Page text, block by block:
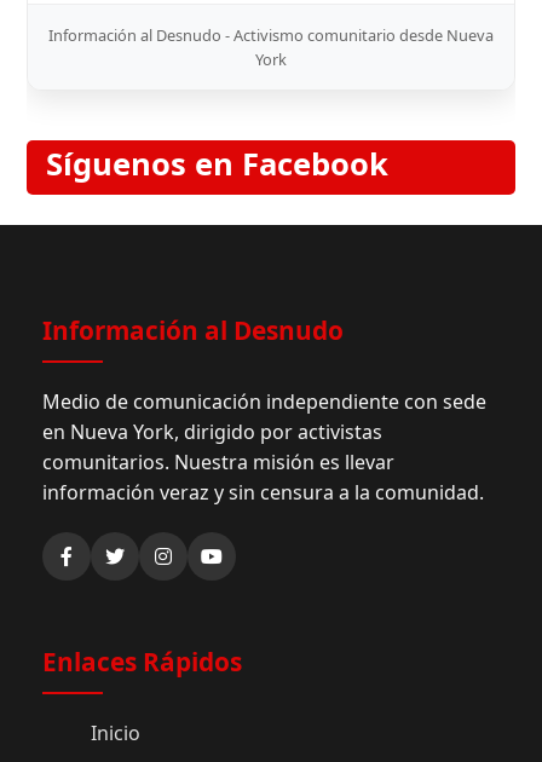
Información al Desnudo - Activismo comunitario desde Nueva
York
Síguenos en Facebook
Información al Desnudo
Medio de comunicación independiente con sede
en Nueva York, dirigido por activistas
comunitarios. Nuestra misión es llevar
información veraz y sin censura a la comunidad.
Enlaces Rápidos
Inicio